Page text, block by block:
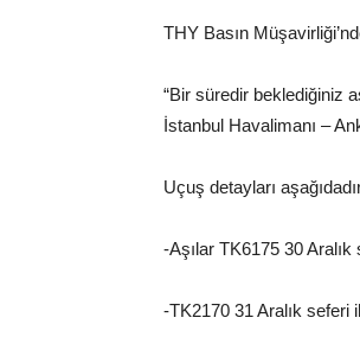
THY Basın
“Bir süredir beklediğiniz
İstanbul Havalimanı –
Uçuş detayları
-Aşılar TK6175 30
-TK2170 31 Aralık seferi